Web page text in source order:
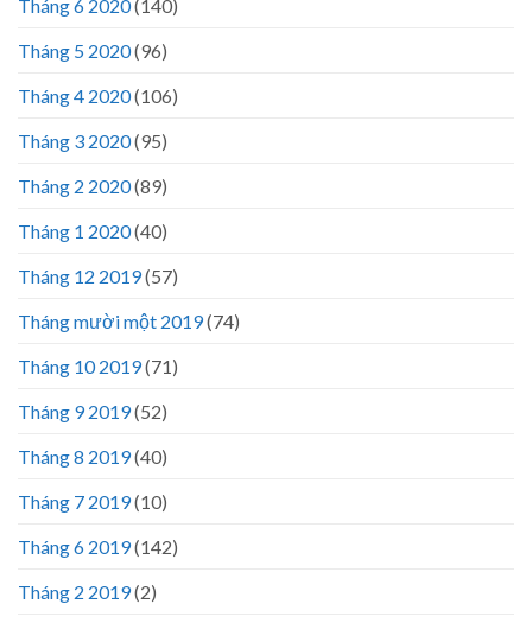
Tháng 6 2020(140)
Tháng 5 2020(96)
Tháng 4 2020(106)
Tháng 3 2020(95)
Tháng 2 2020(89)
Tháng 1 2020(40)
Tháng 12 2019(57)
Tháng mười một 2019(74)
Tháng 10 2019(71)
Tháng 9 2019(52)
Tháng 8 2019(40)
Tháng 7 2019(10)
Tháng 6 2019(142)
Tháng 2 2019(2)